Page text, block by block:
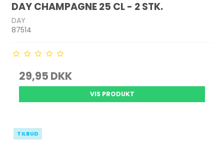
DAY CHAMPAGNE 25 CL - 2 STK.
DAY
87514
29,95 DKK
VIS PRODUKT
TILBUD